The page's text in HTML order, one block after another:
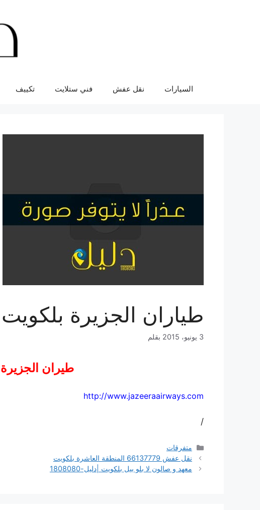
السيارات نقل عفش فني ستلايت تكييف
طياران الجزيرة بلكويت
3 يونيو، 2015 بقلم
طيران
http://www.jazeeraairways.com
/
التصنيفات
متفرقات
نقل عفش 66137779 المنطقة العاشرة بلكويت
معهد و صالون لا بلو بيل بلكويت |دليل-1808080